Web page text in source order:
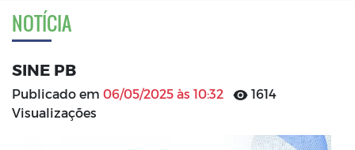
NOTÍCIA
SINE PB
Publicado em 06/05/2025 às 10:32
1614
Visualizações